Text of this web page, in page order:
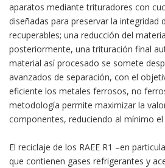
aparatos mediante trituradores con
diseñadas para preservar la integridad
recuperables; una reducción del
posteriormente, una trituración final
material así procesado se somete
avanzados de separación, con el
eficiente los metales ferrosos, no
metodología permite maximizar la
componentes, reduciendo al mínimo el
El reciclaje de los RAEE R1 –en
que contienen gases refrigerantes y